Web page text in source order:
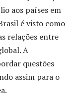
aos países em
é visto como
relações entre
A
questões
assim para o